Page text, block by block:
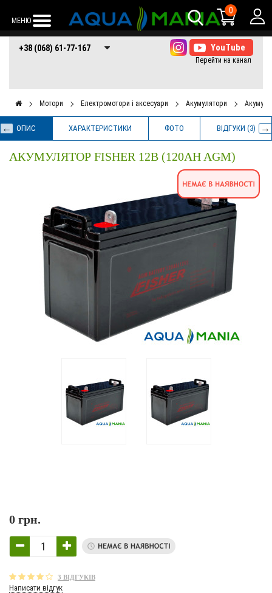
МЕНЮ
0
+38 (068) 61-77-
167
+38 (066) 61-77-+38 (073) 61-77-
167
+38 (068) 61-77-167
Мотори Електромотори і аксесуари Акумулятори
ОПИС ХАРАКТЕРИСТИКИ ФОТО ВІДГУКИ (3)
АКУМУЛЯТОР FISHER 12B (120AH AGM)
0 грн.
3 ВІДГУКІВ
Написати відгук